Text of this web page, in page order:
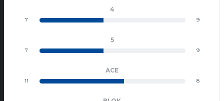
4
7 9
5
7 9
ACE
11 8